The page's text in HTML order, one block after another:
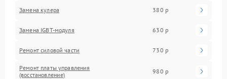
Замена кулера 380 р
Замена IGBT-модуля 630 р
Ремонт силовой части 730 р
Ремонт платы управления
(восстановление)
980 р